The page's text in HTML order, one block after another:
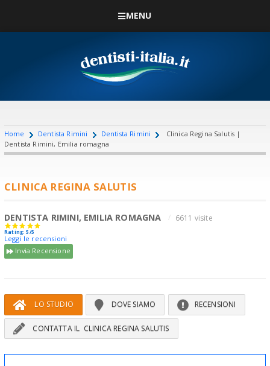
MENU
Home Dentista Rimini Dentista Rimini
Clinica Regina Salutis |
Dentista Rimini, Emilia romagna
CLINICA REGINA SALUTIS
DENTISTA RIMINI, EMILIA ROMAGNA 6611 visite
Rating: 5/5
Leggi le recensioni
Invia Recensione
LO STUDIO DOVE SIAMO RECENSIONI
CONTATTA IL CLINICA REGINA SALUTIS